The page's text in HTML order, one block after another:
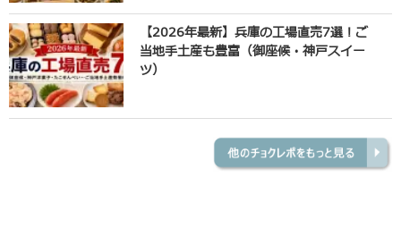
【2026年最新】兵庫の工場直売7選！ご
当地手土産も豊富（御座候・神戸スイー
ツ）